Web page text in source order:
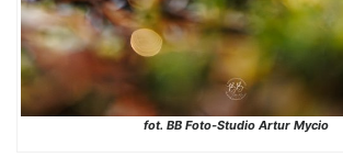
fot. BB Foto-Studio Artur Mycio